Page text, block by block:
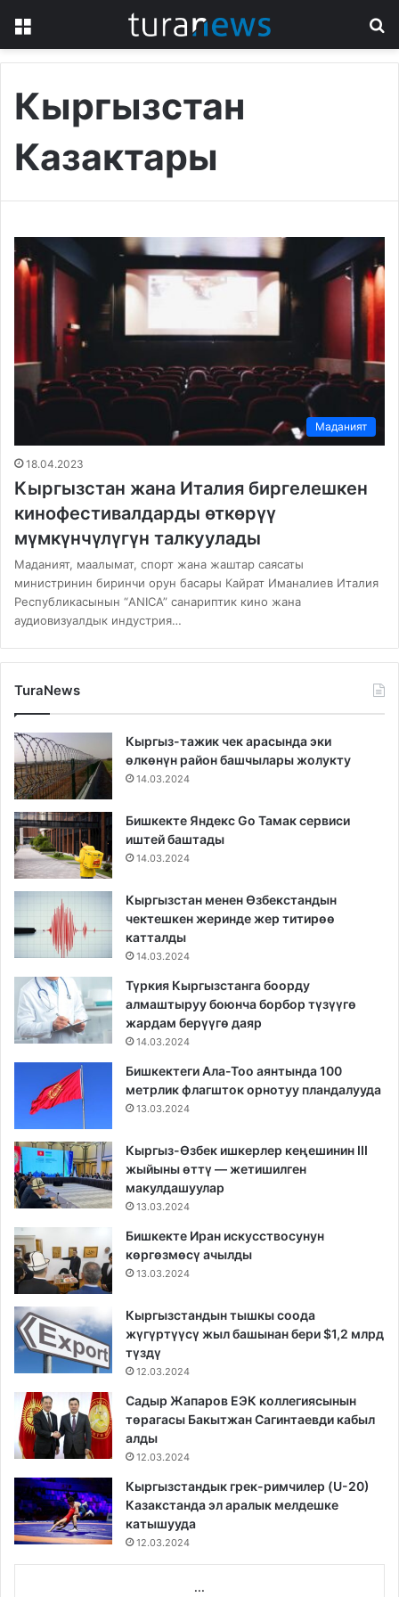
Кыргызстан
Казактары
Маданият
18.04.2023
Кыргызстан жана Италия биргелешкен
кинофестивалдарды өткөрүү
мүмкүнчүлүгүн талкуулады
Маданият, маалымат, спорт жана жаштар саясаты
министринин биринчи орун басары Кайрат Иманалиев Италия
Республикасынын “ANICA” санариптик кино жана
аудиовизуалдык индустрия…
TuraNews
Кыргыз-тажик чек арасында эки
өлкөнүн район башчылары жолукту
14.03.2024
Бишкекте Яндекс Go Тамак сервиси
иштей баштады
14.03.2024
Кыргызстан менен Өзбекстандын
чектешкен жеринде жер титирөө
катталды
14.03.2024
Түркия Кыргызстанга боорду
алмаштыруу боюнча борбор түзүүгө
жардам берүүгө даяр
14.03.2024
Бишкектеги Ала-Тоо аянтында 100
метрлик флагшток орнотуу пландалууда
13.03.2024
Кыргыз-Өзбек ишкерлер кеңешинин III
жыйыны өттү — жетишилген
макулдашуулар
13.03.2024
Бишкекте Иран искусствосунун
көргөзмөсү ачылды
13.03.2024
Кыргызстандын тышкы соода
жүгүртүүсү жыл башынан бери $1,2 млрд
түздү
12.03.2024
Садыр Жапаров ЕЭК коллегиясынын
төрагасы Бакытжан Сагинтаевди кабыл
алды
12.03.2024
Кыргызстандык грек-римчилер (U-20)
Казакстанда эл аралык мелдешке
катышууда
12.03.2024
...